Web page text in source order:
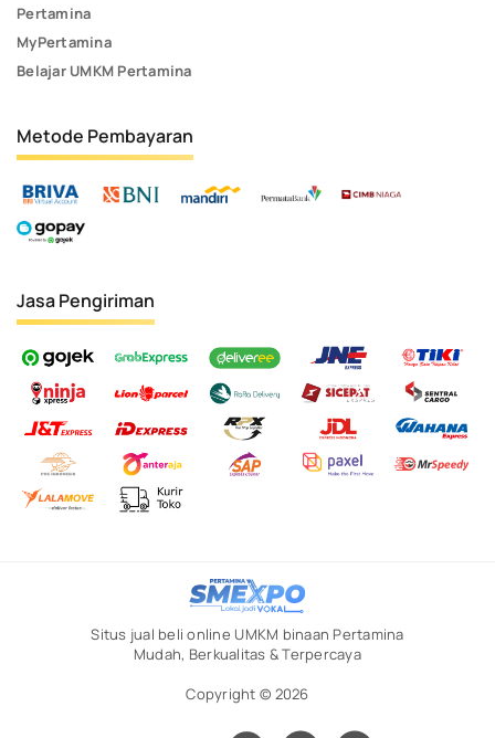
Pertamina
MyPertamina
Belajar UMKM Pertamina
Metode Pembayaran
Jasa Pengiriman
Situs jual beli online UMKM binaan Pertamina
Mudah, Berkualitas & Terpercaya
Copyright © 2026